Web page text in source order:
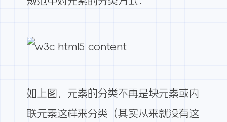
如上图，元素的分类不再是块元素或内
联元素这样来分类（其实从来就没有这